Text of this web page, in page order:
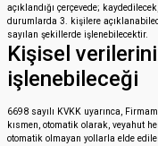
açıklandığı çerçevede;
durumlarda 3. kişilere
sayılan şekillerde işlenebilecektir.
Kişisel
işlenebileceği
6698 sayılı KVKK uyarınca,
kısmen, otomatik olarak, veyahut
otomatik olmayan yollarla elde